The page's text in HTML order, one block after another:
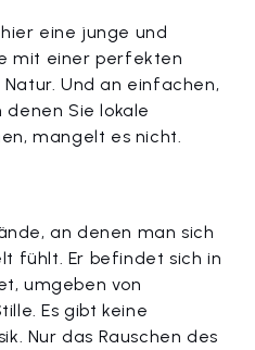
eine junge und
mit einer perfekten
Und an einfachen,
Sie lokale
mangelt es nicht.
an denen man sich
fühlt. Er befindet sich in
umgeben von
Es gibt keine
Nur das Rauschen des